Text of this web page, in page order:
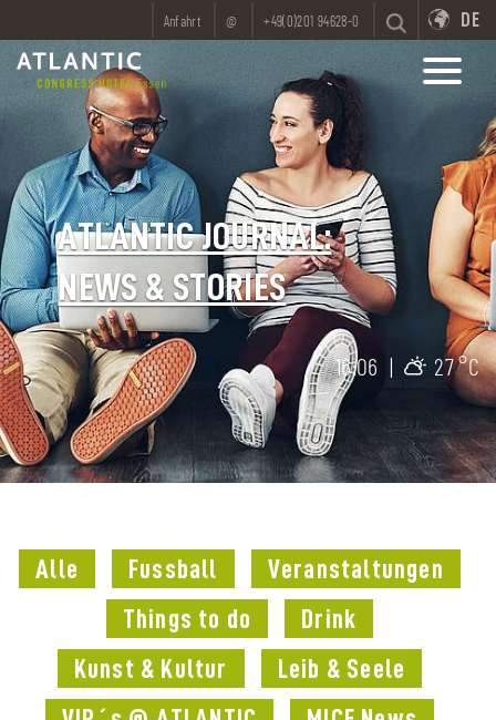
Anfahrt @ +49(0)201 94628-0 DE
ATLANTIC JOURNAL:
NEWS & STORIES
16:06 | 27 °C
Alle Fussball
Veranstaltungen
Things to do
Drink
Kunst & Kultur
Leib & Seele